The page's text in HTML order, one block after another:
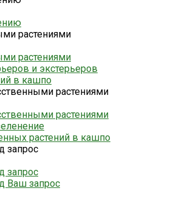
растениями
растениями
и экстерьеров
в кашпо
растениями
растениями
растений в кашпо
запрос
запрос
Ваш запрос